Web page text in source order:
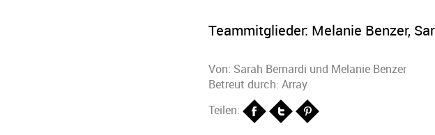
Teammitglieder: Melanie Benzer,
Von: Sarah Bernardi und Melanie Benzer
Betreut durch: Array
Teilen: